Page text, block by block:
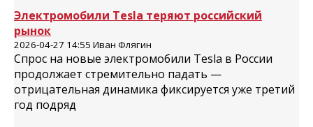
Электромобили Tesla теряют российский
рынок
2026-04-27 14:55 Иван Флягин
Спрос на новые электромобили Tesla в России
продолжает стремительно падать —
отрицательная динамика фиксируется уже третий
год подряд